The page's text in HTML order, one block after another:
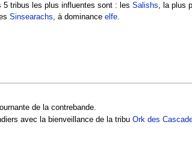
5 tribus les plus influentes sont : les Salishs , la plus
Sinsearachs , à dominance elfe.
de la contrebande.
avec la bienveillance de la tribu Ork des